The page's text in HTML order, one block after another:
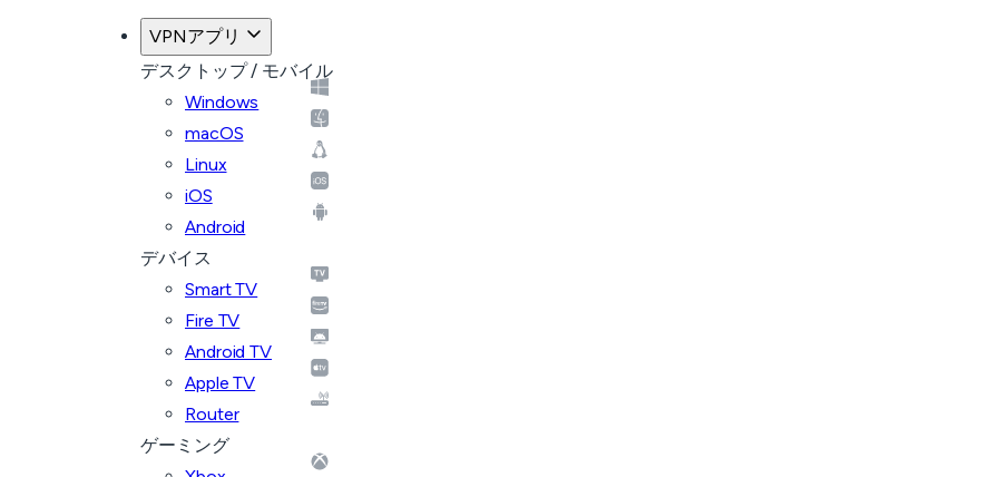
VPNアプリ
デスクトップ / モバイル
Windows
macOS
Linux
iOS
Android
デバイス
Smart TV
Fire TV
Android TV
Apple TV
Router
ゲーミング